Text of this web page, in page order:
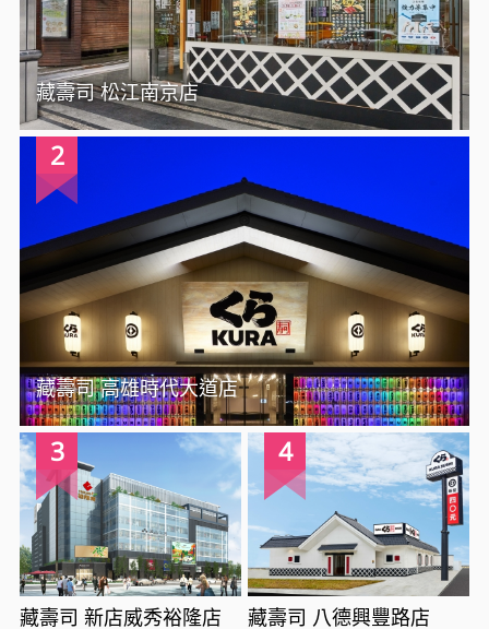
藏壽司 松江南京店
2
藏壽司 高雄時代大道店
3
藏壽司 新店威秀裕隆店
4
藏壽司 八德興豐路店